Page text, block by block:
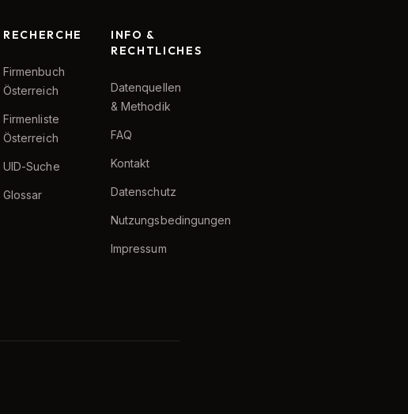
RECHERCHE
Firmenbuch
Österreich
Firmenliste
Österreich
UID-Suche
Glossar
INFO &
RECHTLICHES
Datenquellen
& Methodik
FAQ
Kontakt
Datenschutz
Nutzungsbedingungen
Impressum